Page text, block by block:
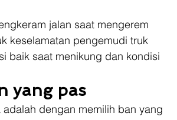
jalan saat mengerem
keselamatan pengemudi truk
baik saat menikung dan kondisi
yang pas
dengan memilih ban yang